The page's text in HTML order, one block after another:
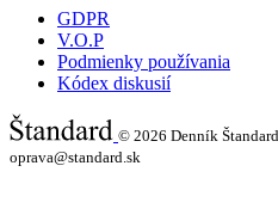
GDPR
V.O.P
Podmienky používania
Kódex diskusií
© 2026 Denník
oprava@standard.sk